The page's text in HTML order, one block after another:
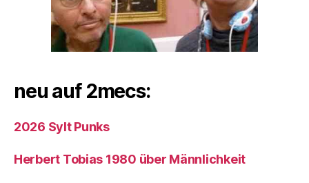
neu auf 2mecs:
2026 Sylt Punks
Herbert Tobias 1980 über Männlichkeit